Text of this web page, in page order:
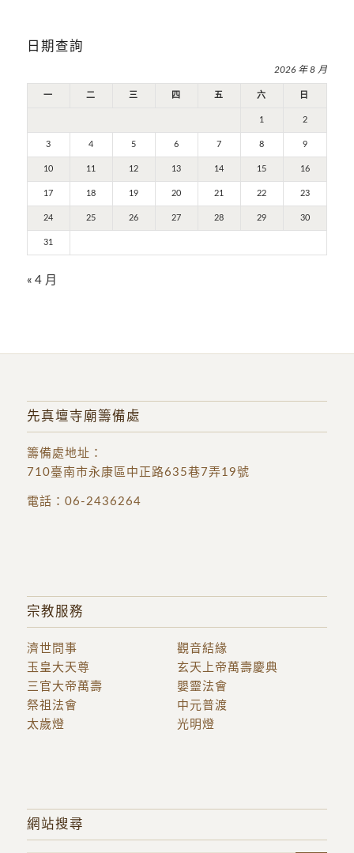
日期查詢
2026 年 8 月
一 二 三 四 五 六 日
1 2
3 4 5 6 7 8 9
10 11 12 13 14 15 16
17 18 19 20 21 22 23
24 25 26 27 28 29 30
31
« 4 月
先真壇寺廟籌備處
籌備處地址 ：
710臺南市永康區中正路635巷7弄19號
電話： 06-2436264
宗教服務
濟世問事
觀音結緣
玉皇大天尊
三官大帝萬壽
玄天上帝萬壽慶典
嬰靈法會
祭祖法會
中元普渡
太歲燈
光明燈
網站搜尋